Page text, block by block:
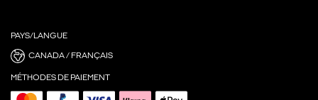
PAYS/LANGUE
CANADA / FRANÇAIS
MÉTHODES DE PAIEMENT